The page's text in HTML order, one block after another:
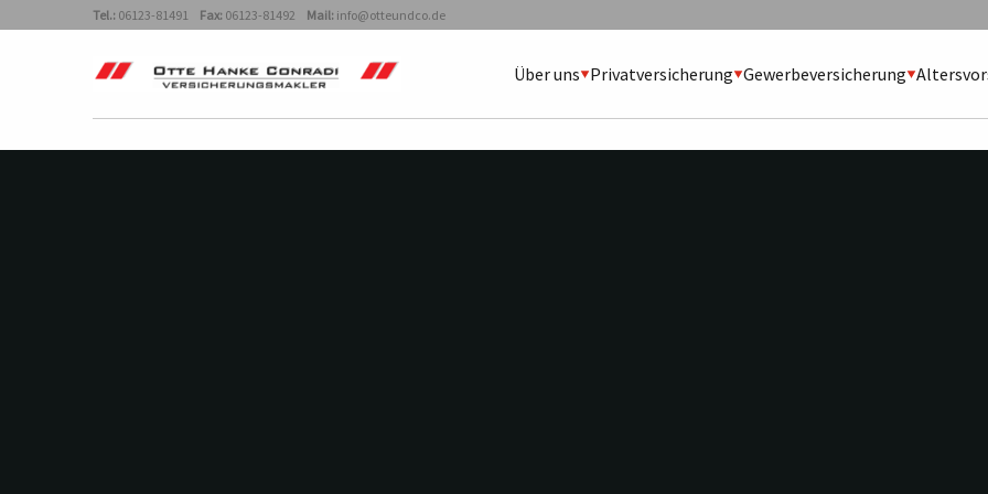
Tel.: 06123-81491 Fax: 06123-81492 Mail: info@otteundco.de
Über uns Privatversicherung Gewerbeversicherung